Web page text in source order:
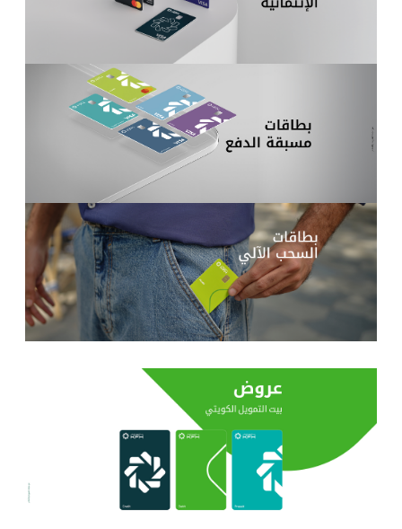
خدمات ما بعد البيع
مواقع الفروع وأجهزة الصرف الآلي
ماليزيا
تركيا
مصر
المملكة المتحدة
مملكة البحرين